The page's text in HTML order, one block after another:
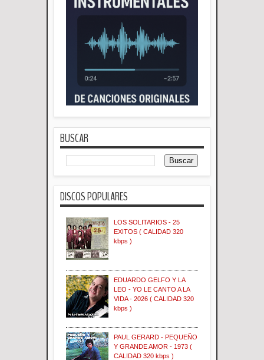
BUSCAR
DISCOS POPULARES
LOS SOLITARIOS - 25
EXITOS ( CALIDAD 320
kbps )
EDUARDO GELFO Y LA
LEO - YO LE CANTO A LA
VIDA - 2026 ( CALIDAD 320
kbps )
PAUL GERARD - PEQUEÑO
Y GRANDE AMOR - 1973 (
CALIDAD 320 kbps )